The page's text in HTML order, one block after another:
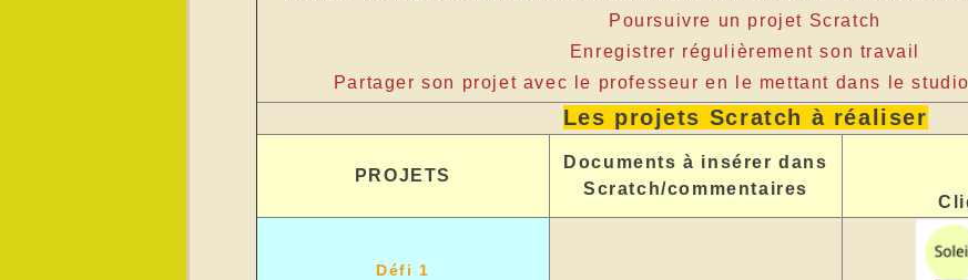
Poursuivre un projet Scratch
Enregistrer régulièrement son travail
Partager son projet avec le professeur en le mettant dans le
Les projets Scratch à réaliser
PROJETS
Documents à insérer dans
Scratch/commentaires
Défi 1